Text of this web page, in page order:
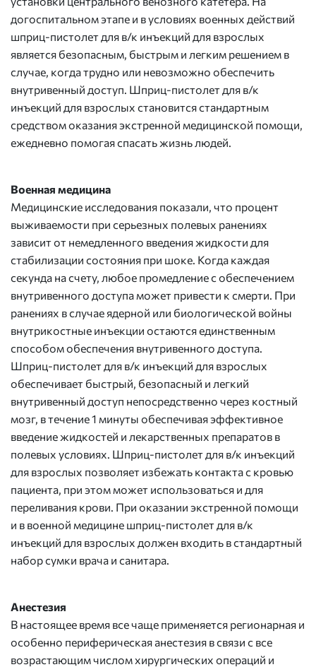
догоспитальном этапе и в условиях военных действий
шприц-пистолет для в/к инъекций для взрослых
является безопасным, быстрым и легким решением в
случае, когда трудно или невозможно обеспечить
внутривенный доступ. Шприц-пистолет для в/к
инъекций для взрослых становится стандартным
средством оказания экстренной медицинской помощи,
ежедневно помогая спасать жизнь людей.
Военная медицина
Медицинские исследования показали, что процент
выживаемости при серьезных полевых ранениях
зависит от немедленного введения жидкости для
стабилизации состояния при шоке. Когда каждая
секунда на счету, любое промедление с обеспечением
внутривенного доступа может привести к смерти. При
ранениях в случае ядерной или биологической войны
внутрикостные инъекции остаются единственным
способом обеспечения внутривенного доступа.
Шприц-пистолет для в/к инъекций для взрослых
обеспечивает быстрый, безопасный и легкий
внутривенный доступ непосредственно через костный
мозг, в течение 1 минуты обеспечивая эффективное
введение жидкостей и лекарственных препаратов в
полевых условиях. Шприц-пистолет для в/к инъекций
для взрослых позволяет избежать контакта с кровью
пациента, при этом может использоваться и для
переливания крови. При оказании экстренной помощи
и в военной медицине шприц-пистолет для в/к
инъекций для взрослых должен входить в стандартный
набор сумки врача и санитара.
Анестезия
В настоящее время все чаще применяется регионарная и
особенно периферическая анестезия в связи с все
возрастающим числом хирургических операций и